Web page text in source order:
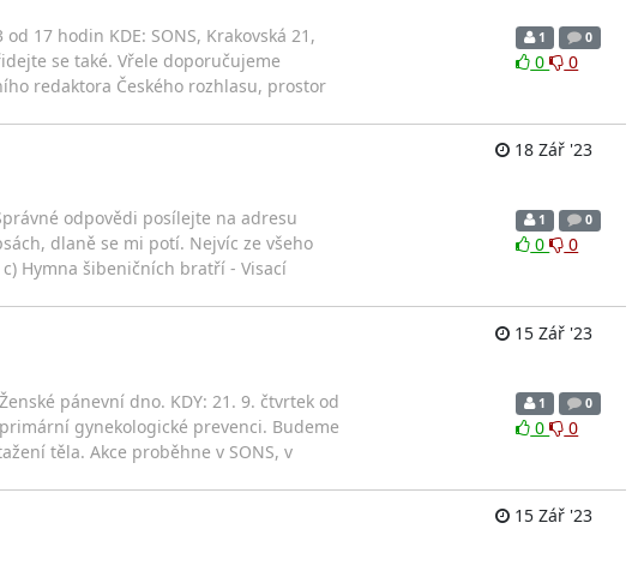
17 hodin KDE: SONS, Krakovská 21,
se také. Vřele doporučujeme
redaktora Českého rozhlasu, prostor
1 0
0 0
18 Zář '23
odpovědi posílejte na adresu
dlaně se mi potí. Nejvíc ze všeho
Hymna šibeničních bratří - Visací
1 0
0 0
15 Zář '23
pánevní dno. KDY: 21. 9. čtvrtek od
gynekologické prevenci. Budeme
těla. Akce proběhne v SONS, v
1 0
0 0
15 Zář '23